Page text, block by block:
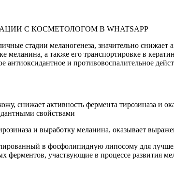
С КОСМЕТОЛОГОМ В WHATSAPP
стадии меланогенеза, значительно снижает
меланина, а также его транспортировке в
и противовоспалительное
снижает активность фермента тирозиназа и
свойствами
и выработку меланина, оказывает
в фосфолипидную липосому для
участвующие в процессе развития